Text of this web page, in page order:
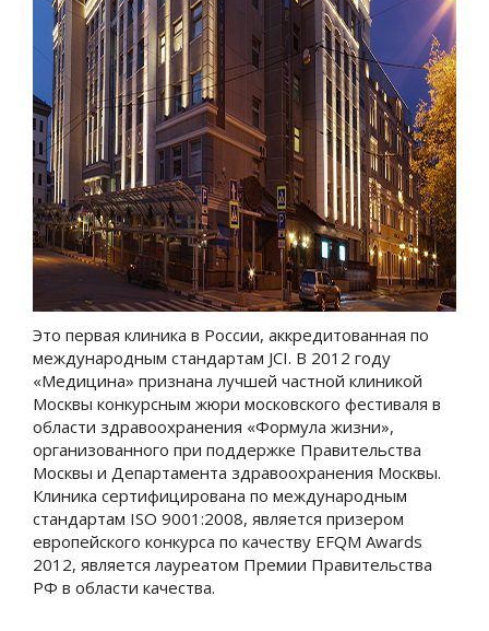
Это первая клиника в России, аккредитованная по
международным стандартам JCI. В 2012 году
«Медицина» признана лучшей частной клиникой
Москвы конкурсным жюри московского фестиваля в
области здравоохранения «Формула жизни»,
организованного при поддержке Правительства
Москвы и Департамента здравоохранения Москвы.
Клиника сертифицирована по международным
стандартам ISO 9001:2008, является призером
европейского конкурса по качеству EFQM Awards
2012, является лауреатом Премии Правительства
РФ в области качества.